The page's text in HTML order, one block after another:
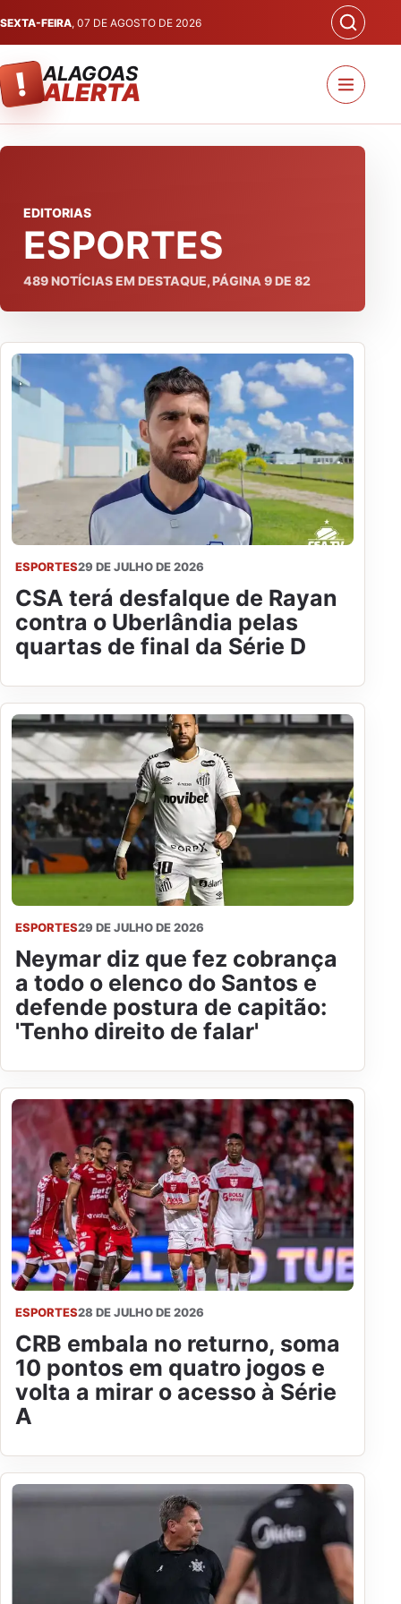
SEXTA-FEIRA, 07 DE AGOSTO DE 2026
! ALAGOAS
ALERTA
EDITORIAS
ESPORTES
489NOTÍCIAS EM DESTAQUE, PÁGINA 9DE 82
ESPORTES29 DE JULHO DE 2026
CSA terá desfalque de Rayan
contra o Uberlândia pelas
quartas de final da Série D
ESPORTES29 DE JULHO DE 2026
Neymar diz que fez cobrança
a todo o elenco do Santos e
defende postura de capitão:
'Tenho direito de falar'
ESPORTES28 DE JULHO DE 2026
CRB embala no returno, soma
10 pontos em quatro jogos e
volta a mirar o acesso à Série
A